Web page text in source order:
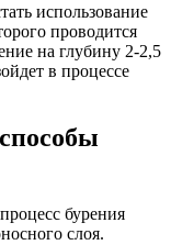
использование
проводится
на глубину 2-2,5
в процессе
бурения
слоя.